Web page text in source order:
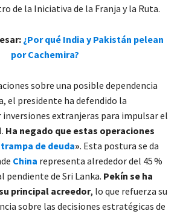
de la Iniciativa de la Franja y la Ruta.
¿Por qué India y Pakistán pelean
por Cachemira?
sobre una posible dependencia
el presidente ha defendido la
inversiones extranjeras para impulsar el
Ha negado que estas operaciones
trampa de deuda». Esta postura se da
China representa alrededor del 45 %
pendiente de Sri Lanka. Pekín se ha
principal acreedor, lo que refuerza su
sobre las decisiones estratégicas de